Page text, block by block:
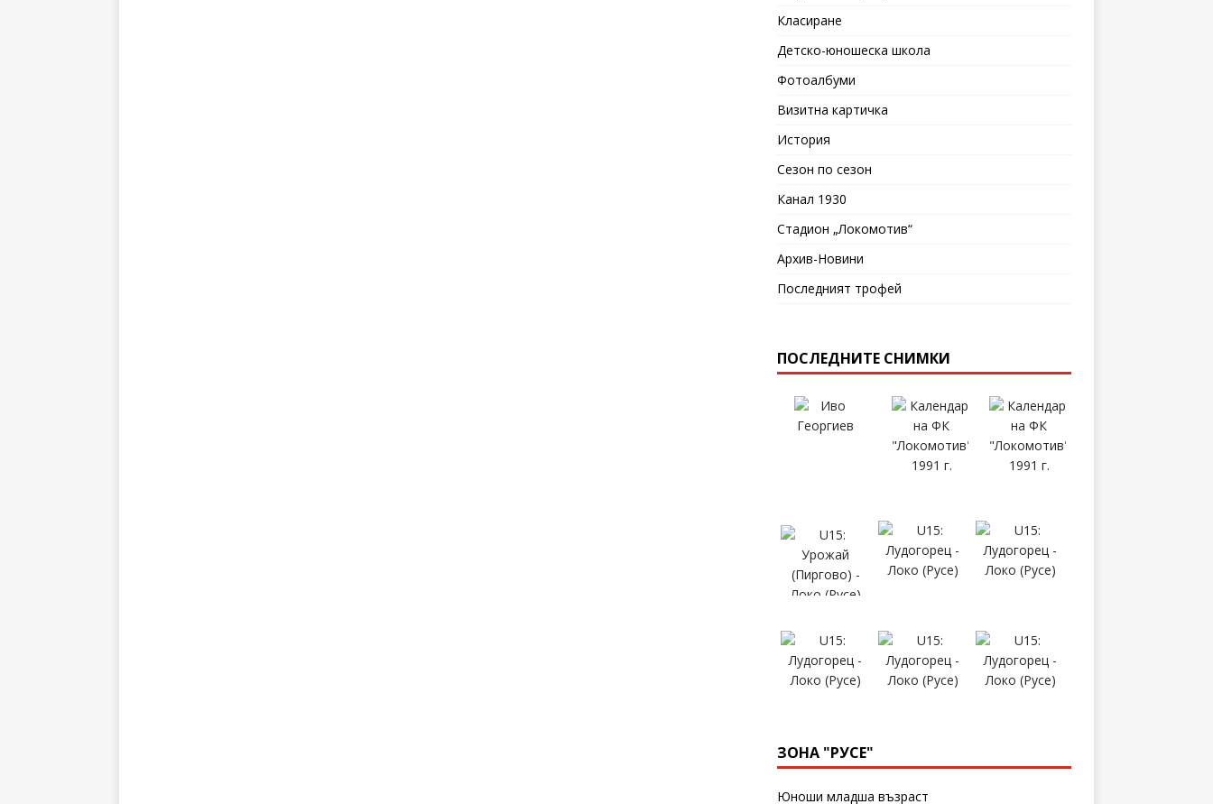
Класиране
Детско-юношеска школа
Фотоалбуми
Визитна картичка
История
Сезон по сезон
Канал 1930
Стадион „Локомотив“
Архив-Новини
Последният трофей
ПОСЛЕДНИТЕ СНИМКИ
ЗОНА "РУСЕ"
Юноши младша възраст